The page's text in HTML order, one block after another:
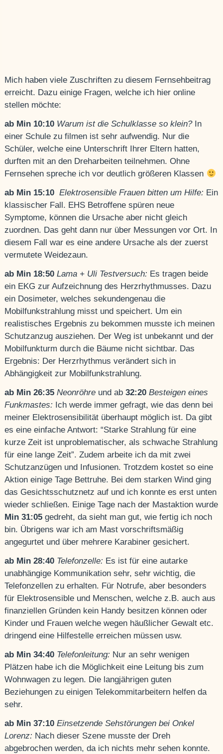
Mich haben viele Zuschriften zu diesem Fernsehbeitrag
erreicht. Dazu einige Fragen, welche ich hier online
stellen möchte:
ab Min 10:10 Warum ist die Schulklasse so klein?In
einer Schule zu filmen ist sehr aufwendig. Nur die
Schüler, welche eine Unterschrift Ihrer Eltern hatten,
durften mit an den Dreharbeiten teilnehmen. Ohne
Fernsehen spreche ich vor deutlich größeren Klassen
ab Min 15:10 Elektrosensible Frauen bitten um Hilfe: Ein
klassischer Fall. EHS Betroffene spüren neue
Symptome, können die Ursache aber nicht gleich
zuordnen. Das geht dann nur über Messungen vor Ort. In
diesem Fall war es eine andere Ursache als der zuerst
vermutete Weidezaun.
ab Min 18:50 Lama + Uli Testversuch: Es tragen beide
ein EKG zur Aufzeichnung des Herzrhythmusses. Dazu
ein Dosimeter, welches sekundengenau die
Mobilfunkstrahlung misst und speichert. Um ein
realistisches Ergebnis zu bekommen musste ich meinen
Schutzanzug ausziehen. Der Weg ist unbekannt und der
Mobilfunkturm durch die Bäume nicht sichtbar. Das
Ergebnis: Der Herzrhythmus verändert sich in
Abhängigkeit zur Mobilfunkstrahlung.
ab Min 26:35 Neonröhre und ab32:20 Besteigen eines
Funkmastes: Ich werde immer gefragt, wie das denn bei
meiner Elektrosensibilität überhaupt möglich ist. Da gibt
es eine einfache Antwort: “Starke Strahlung für eine
kurze Zeit ist unproblematischer, als schwache Strahlung
für eine lange Zeit”. Zudem arbeite ich da mit zwei
Schutzanzügen und Infusionen. Trotzdem kostet so eine
Aktion einige Tage Bettruhe. Bei dem starken Wind ging
das Gesichtsschutznetz auf und ich konnte es erst unten
wieder schließen. Einige Tage nach der Mastaktion wurde
Min 31:05 gedreht, da sieht man gut, wie fertig ich noch
bin. Übrigens war ich am Mast vorschriftsmäßig
angegurtet und über mehrere Karabiner gesichert.
ab Min 28:40 Telefonzelle: Es ist für eine autarke
unabhängige Kommunikation sehr, sehr wichtig, die
Telefonzellen zu erhalten. Für Notrufe, aber besonders
für Elektrosensible und Menschen, welche z.B. auch aus
finanziellen Gründen kein Handy besitzen können oder
Kinder und Frauen welche wegen häußlicher Gewalt etc.
dringend eine Hilfestelle erreichen müssen usw.
ab Min 34:40 Telefonleitung: Nur an sehr wenigen
Plätzen habe ich die Möglichkeit eine Leitung bis zum
Wohnwagen zu legen. Die langjährigen guten
Beziehungen zu einigen Telekommitarbeitern helfen da
sehr.
ab Min 37:10 Einsetzende Sehstörungen bei Onkel
Lorenz: Nach dieser Szene musste der Dreh
abgebrochen werden, da ich nichts mehr sehen konnte.